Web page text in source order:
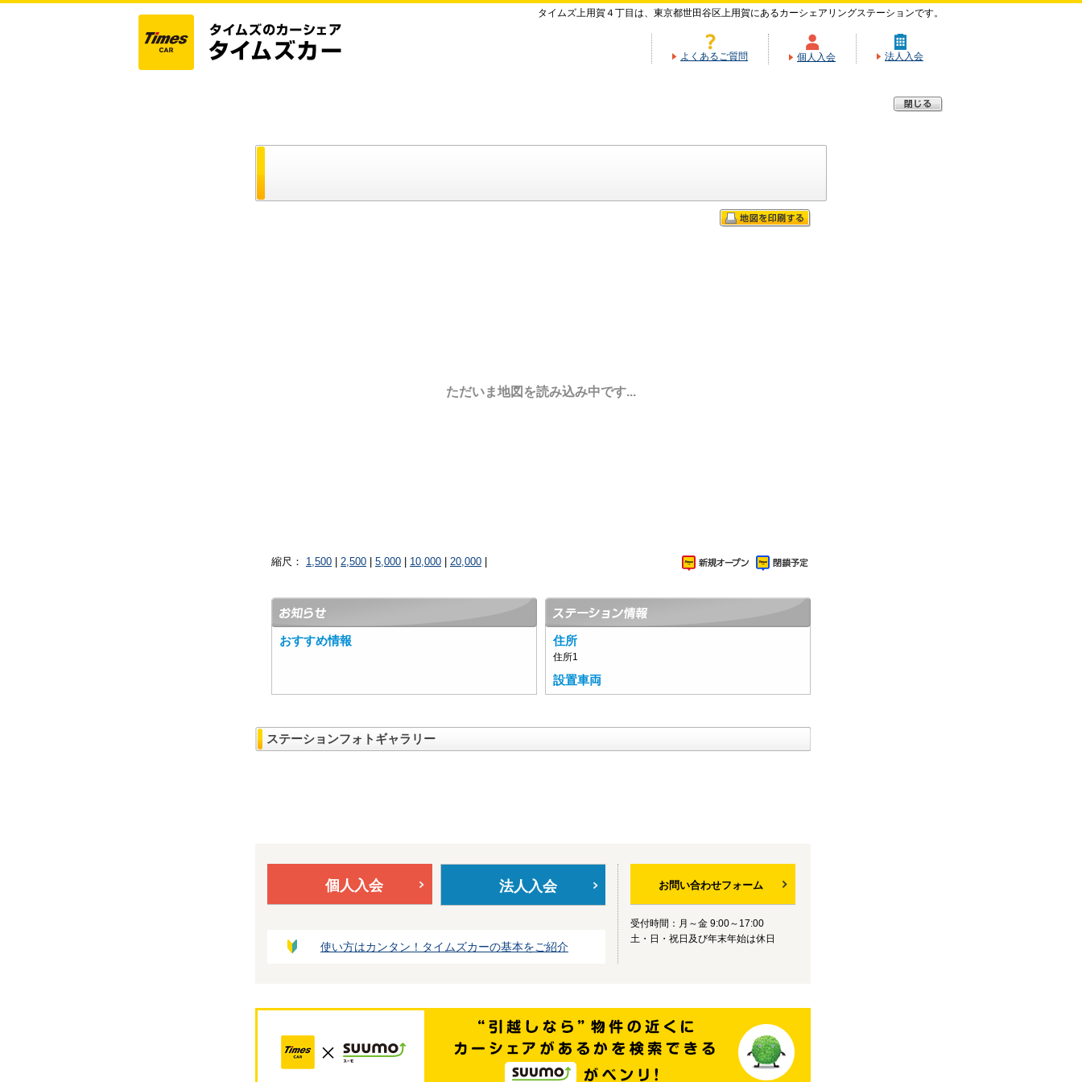
タイムズ上用賀４丁目は、東京都世田谷区上用賀にあるカーシェアリングステーションです。
よくあるご質問 個人入会 法人入会
ただいま地図を読み込み中です...
縮尺： 1,500 2,500 5,000 10,000 20,000
おすすめ情報 住所
住所1
設置車両
ステーションフォトギャラリー
個人入会 法人入会
使い方はカンタン！タイムズカーの基本をご紹介
お問い合わせフォーム
受付時間：月～金 9:00～17:00
土・日・祝日及び年末年始は休日